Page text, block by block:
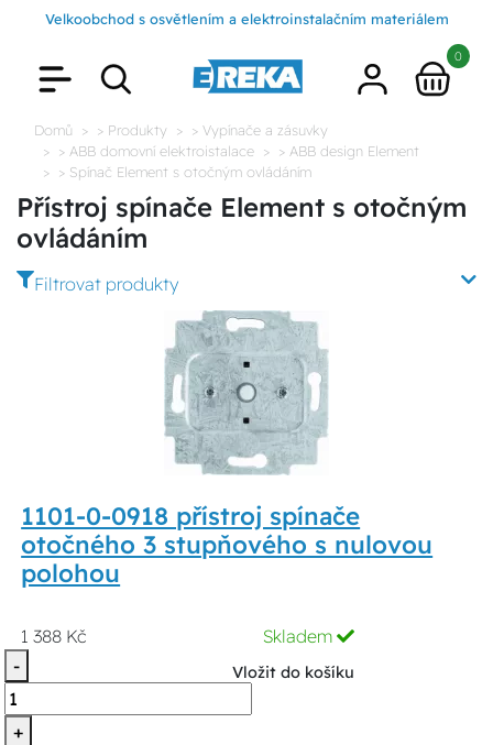
Velkoobchod s osvětlením a elektroinstalačním materiálem
0
Domů > Produkty
> Vypínače a zásuvky
> ABB domovní elektroistalace
> ABB design Element
> Spínač Element s otočným ovládáním
Přístroj spínače Element s otočným
ovládáním
Filtrovat produkty
1101-0-0918 přístroj spínače
otočného 3 stupňového s nulovou
polohou
1 388 Kč
Skladem
-
+
Vložit do košíku